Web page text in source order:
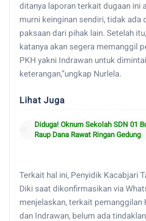
ditanya laporan terkait dugaan ini
murni keinginan sendiri, tidak ada
paksaan dari pihak lain. Setelah
katanya akan segera memanggil
PKH yakni Indrawan untuk dimintai
keterangan,”ungkap Nurlela.
Lihat Juga
Diduga! Oknum Sekolah SDN 01
Raup Dana Rawat Ringan Gedung
Terkait hal ini, Penyidik Kacabjari
Diki saat dikonfirmasikan via
menjelaskan, terkait pemanggilan
dan Indrawan, belum ada